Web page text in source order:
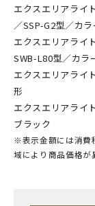
エクスエリアライ
／SSP-G2型／カ
エクスエリアライ
SWB-L80型／カラ
エクスエリアライ
形
エクスエリアライ
ブラック
※表示金額には消費
域により商品価格が